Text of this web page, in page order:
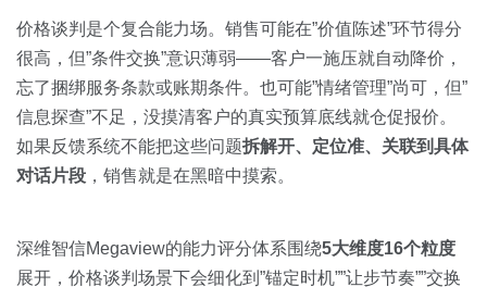
价格谈判是个复合能力场。销售可能在”价值陈述”环节得分
很高，但”条件交换”意识薄弱——客户一施压就自动降价，
忘了捆绑服务条款或账期条件。也可能”情绪管理”尚可，但”
信息探查”不足，没摸清客户的真实预算底线就仓促报价。
如果反馈系统不能把这些问题拆解开、定位准、关联到具体
对话片段 ，销售就是在黑暗中摸索。
深维智信Megaview的能力评分体系围绕5大维度16个粒度
展开，价格谈判场景下会细化到”锚定时机””让步节奏””交换